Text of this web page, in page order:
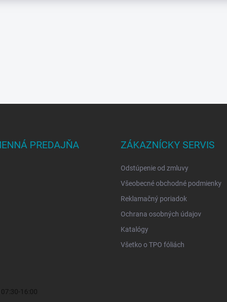
PREDAJŇA
07:30-16:00
ZÁKAZNÍCKY SERVIS
Odstúpenie od zmluvy
Všeobecné obchodné podmienky
Reklamačný poriadok
Ochrana osobných údajov
Katalógy
Všetko o TPO fóliách